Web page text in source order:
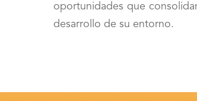
oportunidades que
desarrollo de su entorno.